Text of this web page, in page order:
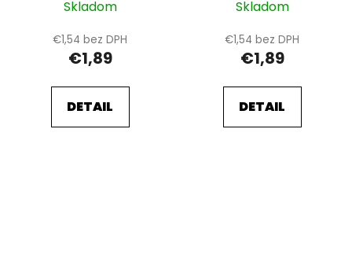
Skladom
€1,54 bez DPH
€1,89
DETAIL
Skladom
€1,54 bez DPH
€1,89
DETAIL